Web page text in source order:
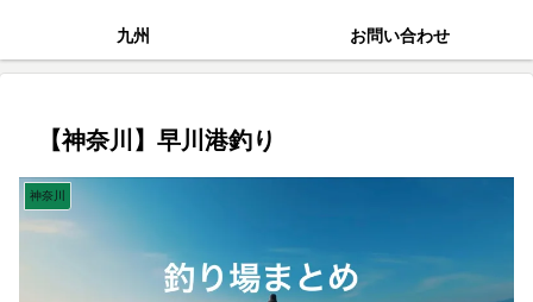
九州 お問い合わせ
【神奈川】早川港釣り
神奈川